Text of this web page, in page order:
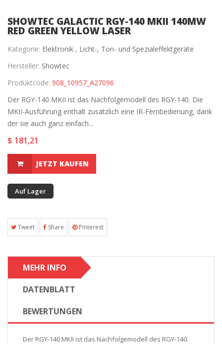
SHOWTEC GALACTIC RGY-140 MKII 140MW
RED GREEN YELLOW LASER
Kategorie: Elektronik , Licht-, Ton- und Spezialeffektgeräte
Hersteller: Showtec
Produktcode: 908_10957_A27096
Der RGY-140 MKII ist das Nachfolgemodell des RGY-140. Die
MKII-Ausführung enthält zusätzlich eine IR-Fernbedienung, dank
der sie auch ganz einfach...
$ 181,21
JETZT KAUFEN
Auf Lager
Tweet Share Pinterest
MEHR INFO
DATENBLATT
BEWERTUNGEN
Der RGY-140 MKII ist das Nachfolgemodell des RGY-140.